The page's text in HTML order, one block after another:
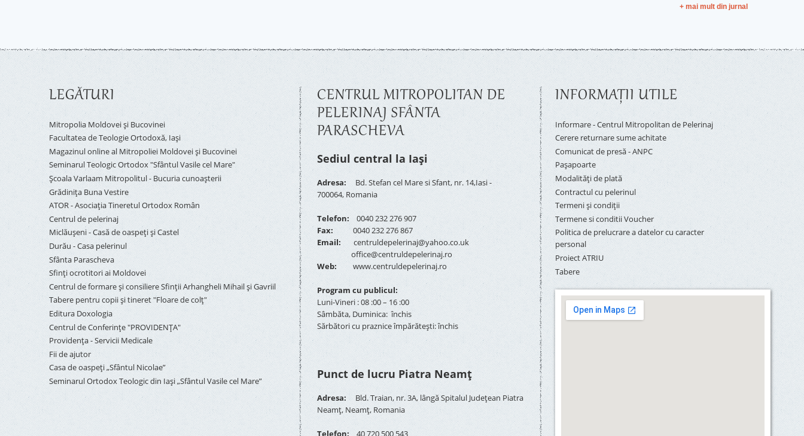
+ mai mult din jurnal
LEGĂTURI
Mitropolia Moldovei și Bucovinei
Facultatea de Teologie Ortodoxă, Iaşi
Magazinul online al Mitropoliei Moldovei și Bucovinei
Seminarul Teologic Ortodox "Sfântul Vasile cel Mare"
Şcoala Varlaam Mitropolitul - Bucuria cunoaşterii
Grădinița Buna Vestire
ATOR - Asociaţia Tineretul Ortodox Român
Centrul de pelerinaj
Miclăușeni - Casă de oaspeţi şi Castel
Durău - Casa pelerinul
Sfânta Parascheva
Sfinți ocrotitori ai Moldovei
Centrul de formare și consiliere Sfinții Arhangheli Mihail și Gavriil
Tabere pentru copii şi tineret "Floare de colţ"
Editura Doxologia
Centrul de Conferinţe "PROVIDENŢA"
Providenţa - Servicii Medicale
Fii de ajutor
Casa de oaspeți „Sfântul Nicolae”
Seminarul Ortodox Teologic din Iași „Sfântul Vasile cel Mare”
CENTRUL MITROPOLITAN DE
PELERINAJ SFÂNTA
PARASCHEVA
Sediul central la Iași
Adresa: Bd. Stefan cel Mare si Sfant, nr. 14,Iasi -
700064, Romania
Telefon:0040 232 276 907
Fax: 0040 232 276 867
Email:
centruldepelerinaj@yahoo.co.uk
office@centruldepelerinaj.ro
Web:
www.centruldepelerinaj.ro
Program cu publicul:
Luni-Vineri : 08 :00 – 16 :00
Sâmbăta, Duminica: închis
Sărbători cu praznice împărătești: închis
Punct de lucru Piatra Neamț
Adresa: Bld. Traian, nr. 3A, lângă Spitalul Județean Piatra
Neamț, Neamț, Romania
Telefon: 40 720 500 543
INFORMAŢII UTILE
Informare - Centrul Mitropolitan de Pelerinaj
Cerere returnare sume achitate
Comunicat de presă - ANPC
Pașapoarte
Modalități de plată
Contractul cu pelerinul
Termeni și condiții
Termene si conditii Voucher
Politica de prelucrare a datelor cu caracter
personal
Proiect ATRIU
Tabere